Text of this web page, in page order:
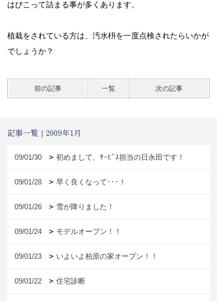
はびこって詰まる事が多くあります。
植栽をされている方は、汚水枡を一度点検されたらいかが
でしょうか？
前の記事 一覧 次の記事
記事一覧｜2009年1月
09/01/30 初めまして、ｻｰﾋﾞｽ担当の日永田です！
09/01/28 早く良くなって･･･！
09/01/26 雪が降りました！
09/01/24 モデルオープン！！
09/01/23 いよいよ柏原の家オープン！！
09/01/22 住宅診断